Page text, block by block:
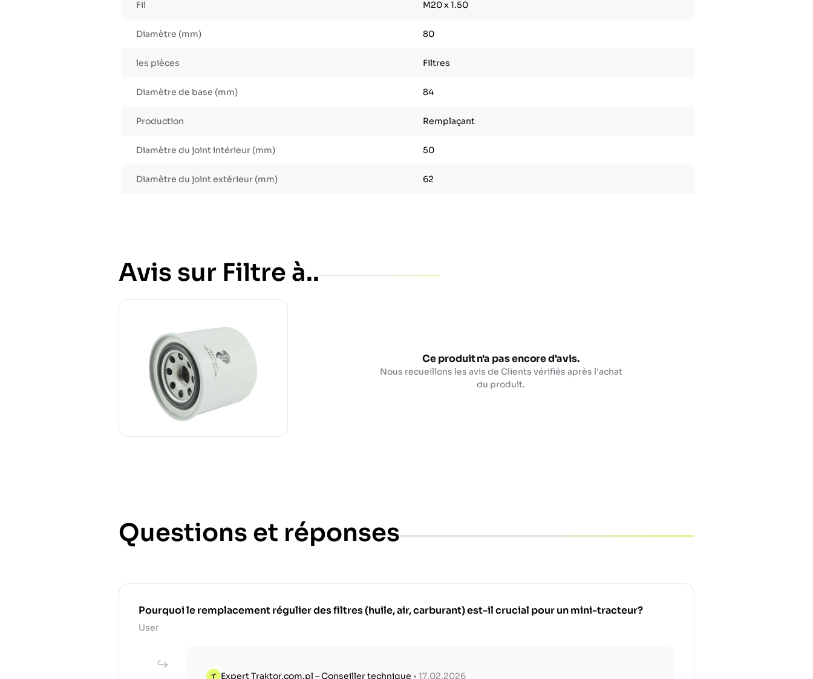
Fil M20 x 1.50
Diamètre (mm) 80
les pièces Filtres
Diamètre de base (mm) 84
Production Remplaçant
Diamètre du joint intérieur (mm) 50
Diamètre du joint extérieur (mm) 62
Avis sur Filtre à..
Ce produit n'a pas encore d'avis.
Nous recueillons les avis de Clients vérifiés après l'achat
du produit.
Questions et réponses
Pourquoi le remplacement régulier des filtres (huile, air, carburant) est-il crucial pour un mini-tracteur?
User
Expert Traktor.com.pl – Conseiller technique • 17.02.2026